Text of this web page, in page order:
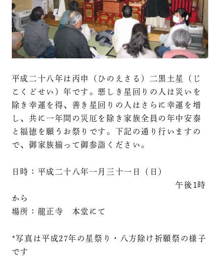
平成二十八年は丙申（ひのえさる）二黒土星（じ
こくどせい）年です。悪しき星回りの人は災いを
除き幸運を得、善き星回りの人はさらに幸運を増
し、共に一年間の災厄を除き家族全員の年中安泰
と福徳を願うお祭りです。下記の通り行いますの
で、御家族揃って御参詣ください。
日時：平成二十八年一月三十一日（日）
午後1時
から
場所：龍正寺 本堂にて
*写真は平成27年の星祭り・八方除け祈願祭の様子
です